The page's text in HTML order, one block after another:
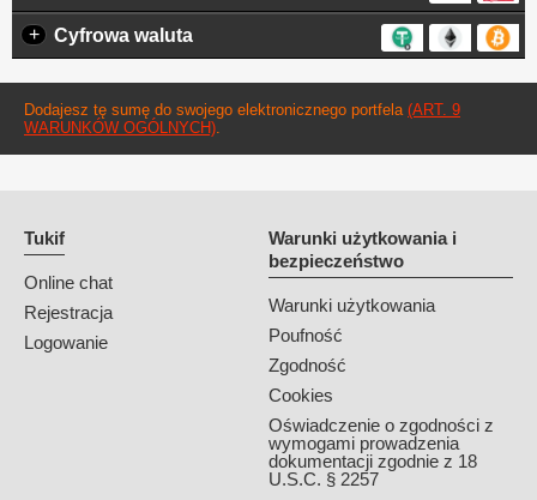
+ Cyfrowa waluta
Dodajesz tę sumę do swojego elektronicznego portfela (ART. 9
WARUNKÓW OGÓLNYCH).
Tukif
Online chat
Rejestracja
Logowanie
Warunki użytkowania i
bezpieczeństwo
Warunki użytkowania
Poufność
Zgodność
Cookies
Oświadczenie o zgodności z
wymogami prowadzenia
dokumentacji zgodnie z 18
U.S.C. § 2257